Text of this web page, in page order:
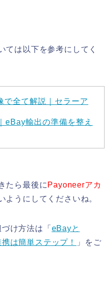
ては以下を参考にしてく
で全て解説｜セラーア
eBay輸出の準備を整え
たら最後に Payoneerアカ
ようにしてくださいね。
け方法は「 eBayと
は簡単ステップ！
」をご